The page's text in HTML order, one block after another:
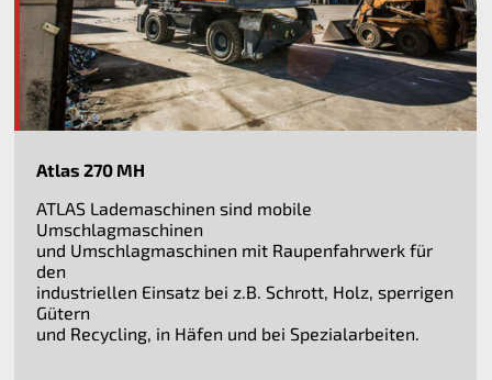
Atlas 270 MH
ATLAS Lademaschinen sind mobile
Umschlagmaschinen
und Umschlagmaschinen mit Raupenfahrwerk für
den
industriellen Einsatz bei z.B. Schrott, Holz, sperrigen
Gütern
und Recycling, in Häfen und bei Spezialarbeiten.